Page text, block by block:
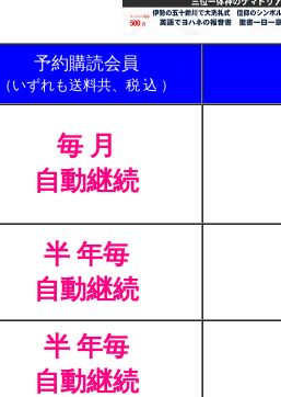
予約購読会員
（いずれも送料共、税 込 ）
毎 月
自動継続
半 年毎
自動継続
半 年毎
自動継続